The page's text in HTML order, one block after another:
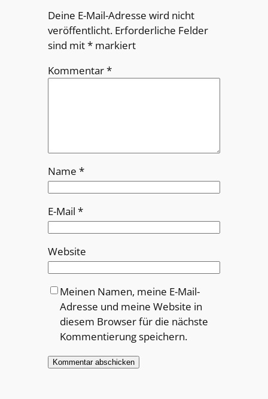
Deine E-Mail-Adresse wird nicht
veröffentlicht. Erforderliche Felder
sind mit*markiert
Kommentar*
Name *
E-Mail *
Website
Meinen Namen, meine E-Mail-
Adresse und meine Website in
diesem Browser für die nächste
Kommentierung speichern.